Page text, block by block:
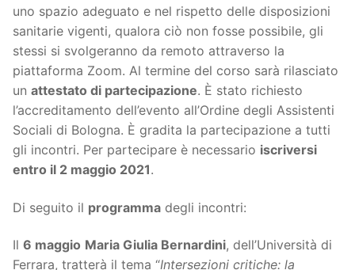
uno spazio adeguato e nel rispetto delle disposizioni
sanitarie vigenti, qualora ciò non fosse possibile, gli
stessi si svolgeranno da remoto attraverso la
piattaforma Zoom. Al termine del corso sarà rilasciato
un attestato di partecipazione. È stato richiesto
l’accreditamento dell’evento all’Ordine degli Assistenti
Sociali di Bologna. È gradita la partecipazione a tutti
gli incontri. Per partecipare è necessario iscriversi
entro il 2 maggio 2021.
Di seguito il programma degli incontri:
Il 6 maggio Maria Giulia Bernardini, dell’Università di
Ferrara, tratterà il tema “Intersezioni critiche: la